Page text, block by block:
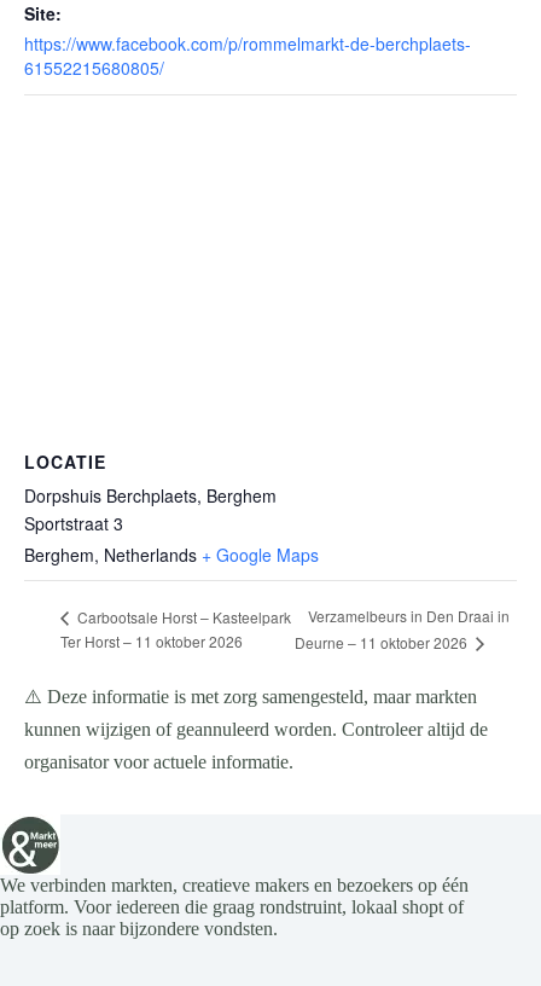
Site:
https://www.facebook.com/p/rommelmarkt-de-berchplaets-
61552215680805/
LOCATIE
Dorpshuis Berchplaets, Berghem
Sportstraat 3
Berghem, Netherlands + Google Maps
Carbootsale Horst – Kasteelpark
Ter Horst – 11 oktober 2026
Verzamelbeurs in Den Draai in
Deurne – 11 oktober 2026
⚠️ Deze informatie is met zorg samengesteld, maar markten
kunnen wijzigen of geannuleerd worden. Controleer altijd de
organisator voor actuele informatie.
We verbinden markten, creatieve makers en bezoekers op één
platform. Voor iedereen die graag rondstruint, lokaal shopt of
op zoek is naar bijzondere vondsten.